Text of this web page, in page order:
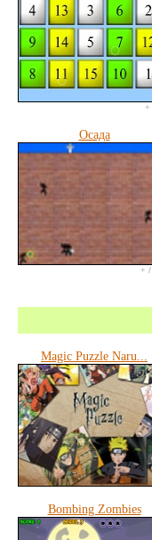
+
Осада
+ /
Magic Puzzle Naru...
Bombing Zombies